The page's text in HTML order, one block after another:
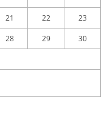
21 22
23
28 29
30